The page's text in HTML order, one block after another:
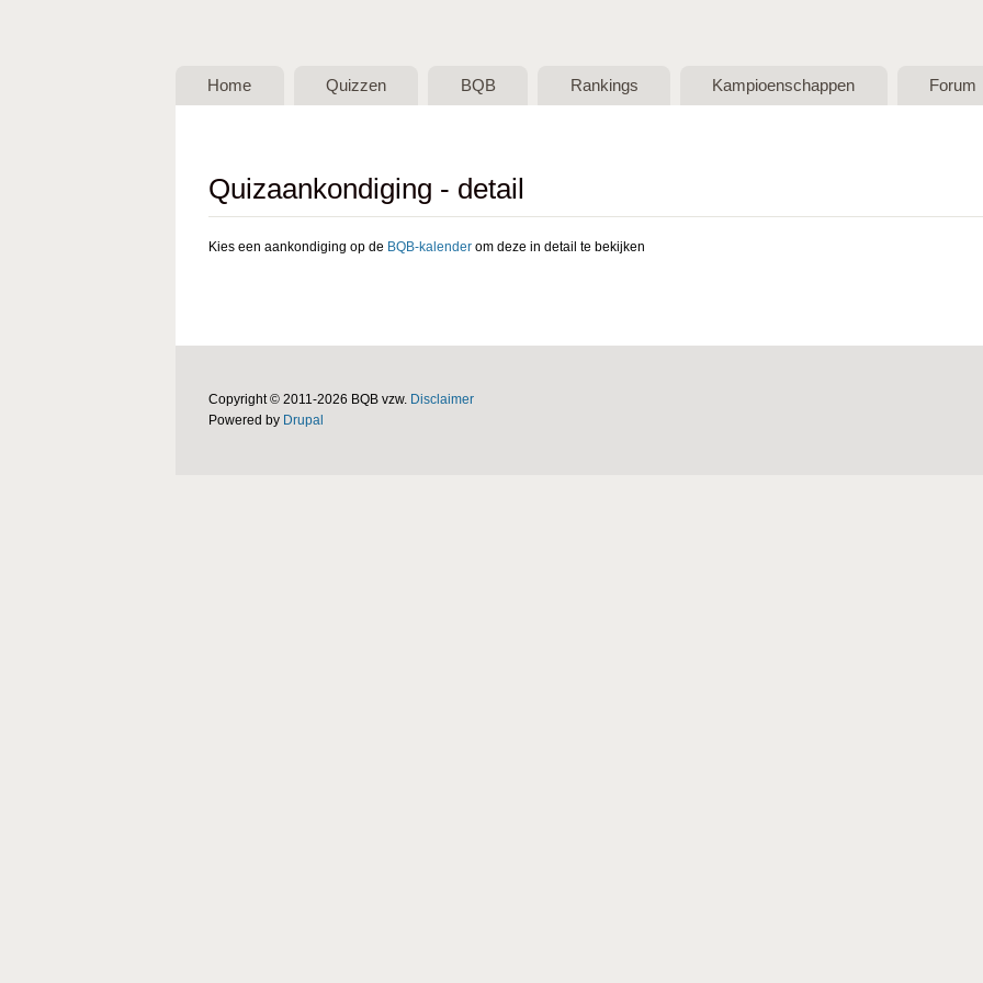
Belgische
vzw
Home Quizzen BQB Rankings Kampioenschappen Forum
Quizaankondiging - detail
Kies een aankondiging op de BQB-kalender om deze in detail te bekijken
Copyright © 2011-2026 BQB vzw. Disclaimer
Powered by Drupal